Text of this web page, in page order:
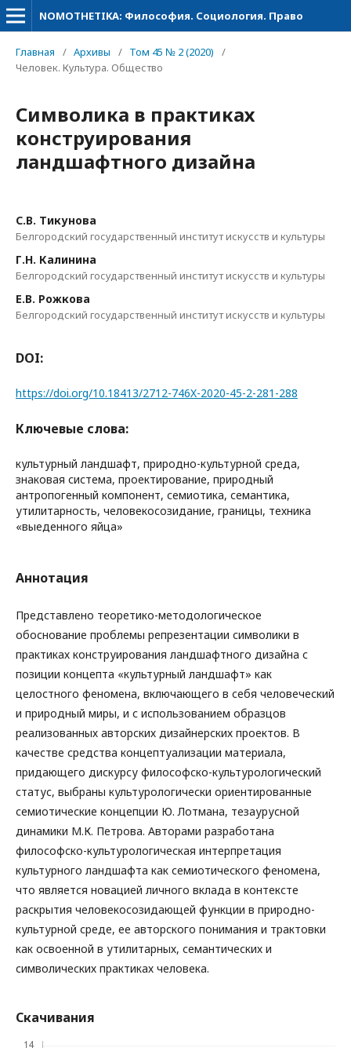
NOMOTHETIKA: Философия. Социология. Право
Главная / Архивы / Том 45 № 2 (2020)
/
Человек. Культура. Общество
Символика в практиках
конструирования
ландшафтного дизайна
С.В. Тикунова
Белгородский государственный институт искусств и культуры
Г.Н. Калинина
Белгородский государственный институт искусств и культуры
Е.В. Рожкова
Белгородский государственный институт искусств и культуры
DOI:
https://doi.org/10.18413/2712-746X-2020-45-2-281-288
Ключевые слова:
культурный ландшафт, природно-культурной среда,
знаковая система, проектирование, природный
антропогенный компонент, семиотика, семантика,
утилитарность, человекосозидание, границы, техника
«выеденного яйца»
Аннотация
Представлено теоретико-методологическое
обоснование проблемы репрезентации символики в
практиках конструирования ландшафтного дизайна с
позиции концепта «культурный ландшафт» как
целостного феномена, включающего в себя человеческий
и природный миры, и с использованием образцов
реализованных авторских дизайнерских проектов. В
качестве средства концептуализации материала,
придающего дискурсу философско-культурологический
статус, выбраны культурологически ориентированные
семиотические концепции Ю. Лотмана, тезаурусной
динамики М.К. Петрова. Авторами разработана
философско-культурологическая интерпретация
культурного ландшафта как семиотического феномена,
что является новацией личного вклада в контексте
раскрытия человекосозидающей функции в природно-
культурной среде, ее авторского понимания и трактовки
как освоенной в утилитарных, семантических и
символических практиках человека.
Скачивания